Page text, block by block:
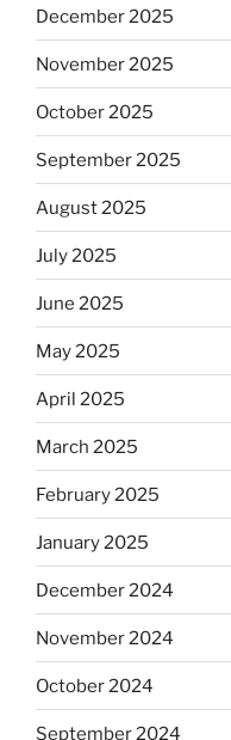
December 2025
November 2025
October 2025
September 2025
August 2025
July 2025
June 2025
May 2025
April 2025
March 2025
February 2025
January 2025
December 2024
November 2024
October 2024
September 2024